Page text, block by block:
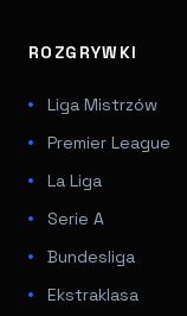
ROZGRYWKI
Liga Mistrzów
Premier League
La Liga
Serie A
Bundesliga
Ekstraklasa